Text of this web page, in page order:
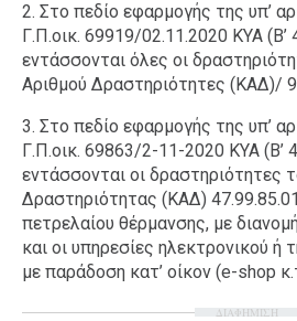
2. Στο πεδίο εφαρμογής της υπ’
Γ.Π.οικ. 69919/02.11.2020 KYA
εντάσσονται όλες οι
Αριθμού Δραστηριότητες (ΚΑΔ)/
3. Στο πεδίο εφαρμογής της υπ’
Γ.Π.οικ. 69863/2-11-2020 KYA (Β’
εντάσσονται οι δραστηριότητες
Δραστηριότητας (ΚΑΔ)
πετρελαίου θέρμανσης, με
και οι υπηρεσίες ηλεκτρονικού ή
με παράδοση κατ’ οίκον (e-shop
ΔΙΑΦΗΜΙΣΗ